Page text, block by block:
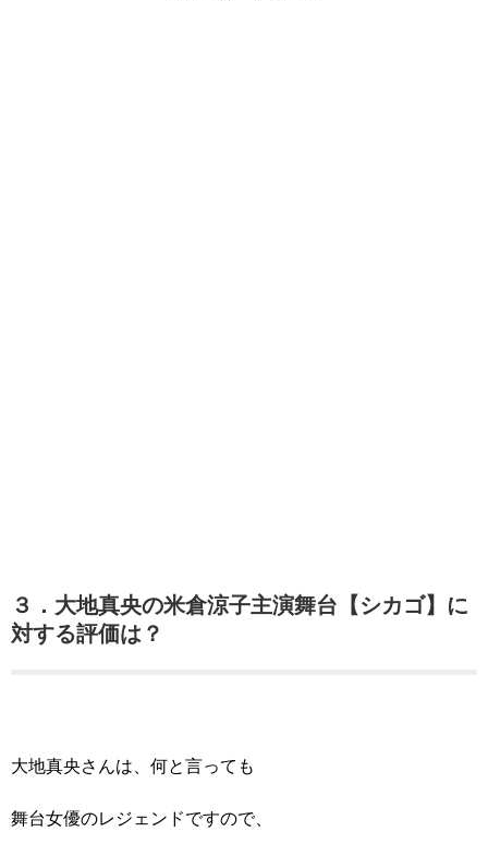
３．大地真央の米倉涼子主演舞台【シカゴ】に
対する評価は？
大地真央さんは、何と言っても
舞台女優のレジェンドですので、